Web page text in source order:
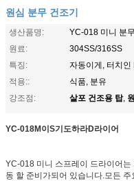
원심 분무 건조기
생산품명:
YC-018 미니 분
원료:
304SS/316SS
특징:
자동이게, 터치
적용::
식품, 분유
강조점:
살포 건조용 탑,
YC-018M이S기도하라D라이어
YC-018 미니 스프레이 드라이어
동 할 준비가되어 있습니다.모든